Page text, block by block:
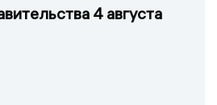
4 августа